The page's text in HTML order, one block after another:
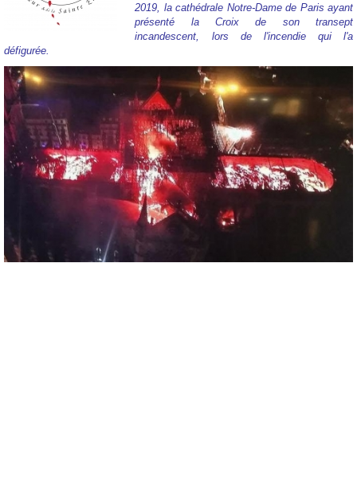
2019, la cathédrale Notre-Dame de Paris ayant
présenté la Croix de son transept
incandescent, lors de l'incendie qui l'a
défigurée.